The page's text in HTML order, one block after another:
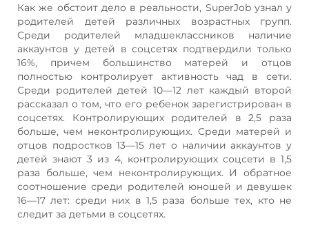
Как же обстоит дело в реальности, SuperJob узнал у
родителей детей различных возрастных групп.
Среди родителей младшеклассников наличие
аккаунтов у детей в соцсетях подтвердили только
16%, причем большинство матерей и отцов
полностью контролирует активность чад в сети.
Среди родителей детей 10—12 лет каждый второй
рассказал о том, что его ребенок зарегистрирован в
соцсетях. Контролирующих родителей в 2,5 раза
больше, чем неконтролирующих. Среди матерей и
отцов подростков 13—15 лет о наличии аккаунтов у
детей знают 3 из 4, контролирующих соцсети в 1,5
раза больше, чем неконтролирующих. И обратное
соотношение среди родителей юношей и девушек
16—17 лет: среди них в 1,5 раза больше тех, кто не
следит за детьми в соцсетях.